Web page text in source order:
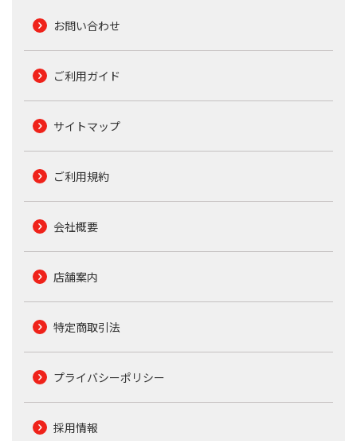
お問い合わせ
ご利用ガイド
サイトマップ
ご利用規約
会社概要
店舗案内
特定商取引法
プライバシーポリシー
採用情報